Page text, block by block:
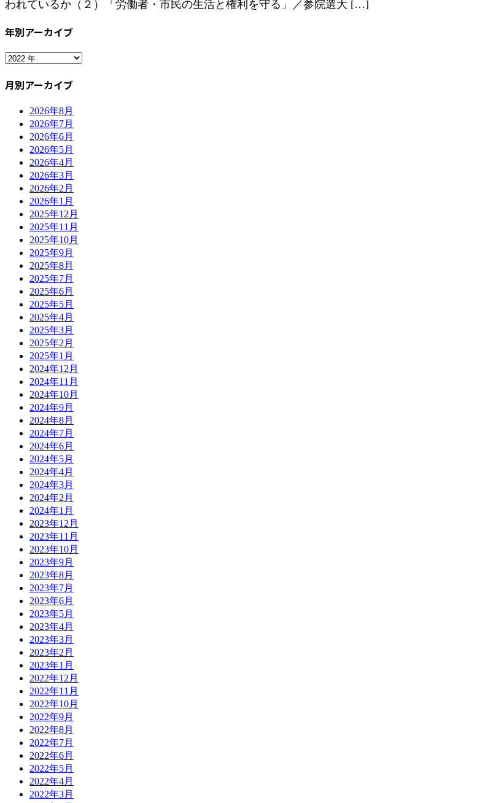
われているか（２）「労働者・市民の生活と権利を守る」／参院選大 […]
年別アーカイブ
月別アーカイブ
2026年8月
2026年7月
2026年6月
2026年5月
2026年4月
2026年3月
2026年2月
2026年1月
2025年12月
2025年11月
2025年10月
2025年9月
2025年8月
2025年7月
2025年6月
2025年5月
2025年4月
2025年3月
2025年2月
2025年1月
2024年12月
2024年11月
2024年10月
2024年9月
2024年8月
2024年7月
2024年6月
2024年5月
2024年4月
2024年3月
2024年2月
2024年1月
2023年12月
2023年11月
2023年10月
2023年9月
2023年8月
2023年7月
2023年6月
2023年5月
2023年4月
2023年3月
2023年2月
2023年1月
2022年12月
2022年11月
2022年10月
2022年9月
2022年8月
2022年7月
2022年6月
2022年5月
2022年4月
2022年3月